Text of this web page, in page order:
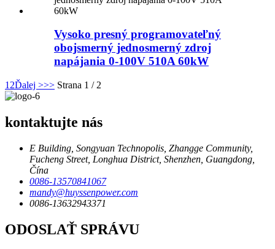
Vysoko presný programovateľný
obojsmerný jednosmerný zdroj
napájania 0-100V 510A 60kW
1 2Ďalej >>> Strana 1 / 2
kontaktujte nás
E Building, Songyuan Technopolis, Zhangge Community,
Fucheng Street, Longhua District, Shenzhen, Guangdong,
Čína
0086-13570841067
mandy@huyssenpower.com
0086-13632943371
ODOSLAŤ SPRÁVU